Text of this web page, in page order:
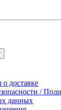
доставке
/
данных